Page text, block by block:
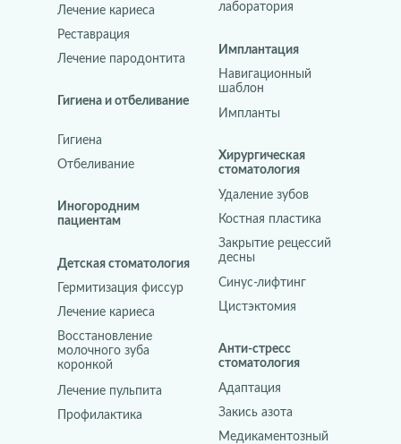
Реставрация
Лечение пародонтита
Лечение кариеса
Отбеливание
Гигиена
Гигиена и отбеливание
Иногородним
пациентам
Восстановление
молочного зуба
коронкой
Лечение пульпита
Профилактика
Лечение кариеса
Гермитизация фиссур
Детская стоматология
лаборатория
Импланты
Навигационный
шаблон
Имплантация
Закрытие рецессий
десны
Синус-лифтинг
Цистэктомия
Костная пластика
Удаление зубов
Хирургическая
стоматология
Закись азота
Медикаментозный
Адаптация
Анти-стресс
стоматология